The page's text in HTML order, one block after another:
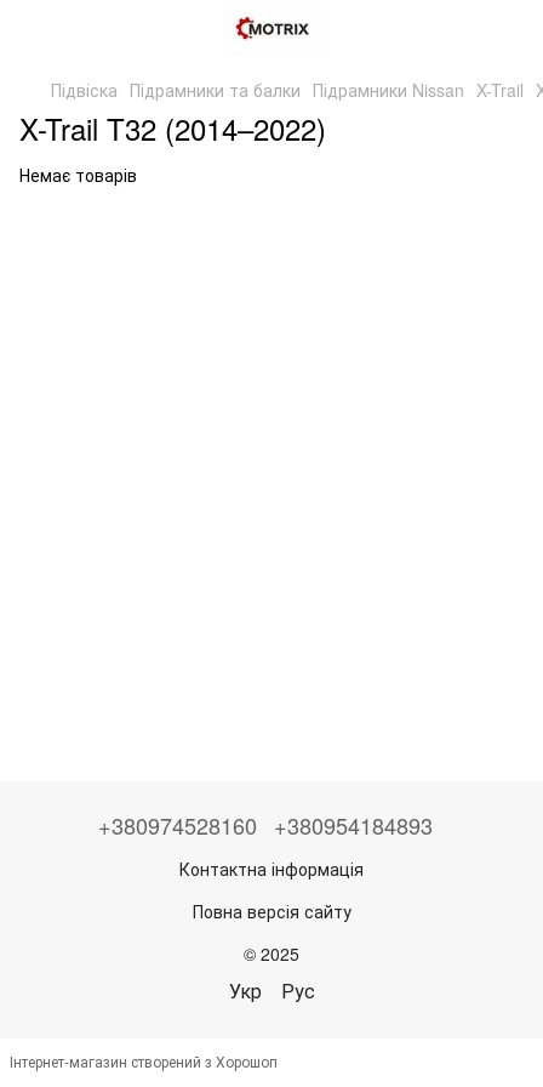
Підвіска Підрамники та балки Підрамники Nissan X-Trail
X-Trail T32 (2014–2022)
Немає товарів
+380974528160 +380954184893
Контактна інформація
Повна версія сайту
© 2025
Укр Рус
Інтернет-магазин створений з Хорошоп